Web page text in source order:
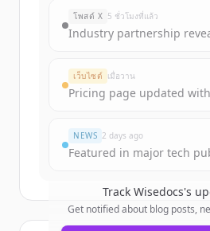
โพสต์ X 5 ชั่วโมงที่แล้ว
Industry partnership
เว็บไซต์ เมื่อวาน
Pricing page updated
NEWS 2 days ago
Featured in major tech
Track Wisedocs's
Get notified about blog posts,